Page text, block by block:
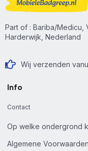
Part of : Bariba/Medicu,
Harderwijk, Nederland
Wij verzenden
Info
Contact
Op welke ondergrond
Algemene Voorwaarden